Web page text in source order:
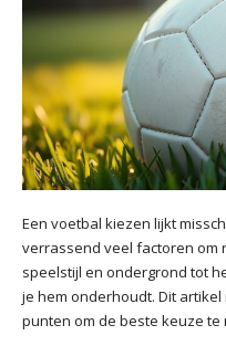
Een voetbal kiezen lijkt
verrassend veel factoren om
speelstijl en ondergrond tot
je hem onderhoudt. Dit
punten om de beste keuze te